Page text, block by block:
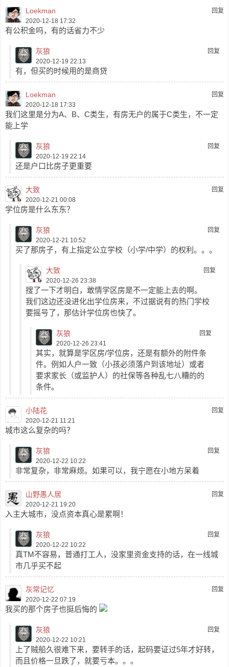
回复
Loekman
2020-12-18 17:32
有公积金吗，有的话省力不少
回复
灰狼
2020-12-19 22:13
有，但买的时候用的是商贷
回复
Loekman
2020-12-18 17:33
我们这里是分为A、B、C类生，有房无户的属于C类生，不一定
能上学
回复
灰狼
2020-12-19 22:14
还是户口比房子更重要
回复
大致
2020-12-21 00:08
学位房是什么东东？
回复
灰狼
2020-12-21 10:52
买了那房子，有上指定公立学校（小学/中学）的权利。。。
回复
大致
2020-12-26 23:38
搜了一下才明白，敢情学区房是不一定能上去的啊。
我们这边还没进化出学位房来，不过据说有的热门学校
要摇号了，那估计学位房也快了。
回复
灰狼
2020-12-26 23:41
其实，就算是学区房/学位房，还是有额外的附件条
件。例如人户一致（小孩必须落户到该地址）或者
要求家长（或监护人）的社保等各种乱七八糟的的
条件。
回复
小陆花
2020-12-21 11:21
城市这么复杂的吗？
回复
灰狼
2020-12-22 10:22
非常复杂，非常麻烦。如果可以，我宁愿在小地方呆着
回复
山野愚人居
2020-12-21 19:20
入主大城市，没点资本真心是累啊！
回复
灰狼
2020-12-22 10:22
真TM不容易，普通打工人，没家里资金支持的话，在一线城
市几乎买不起
回复
灰常记忆
2020-12-22 07:19
我买的那个房子也挺后悔的
回复
灰狼
2020-12-22 10:21
上了贼船久很难下来，要转手的话，起码要证过5年才好转，
而且价格一旦跌了，就要亏本。。。